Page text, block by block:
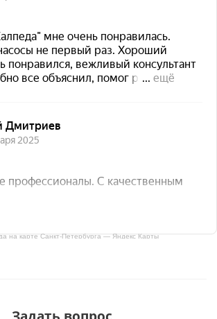
на карте Санкт‑Петербурга — Яндекс Карты